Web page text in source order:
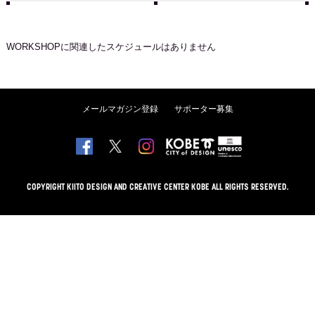
WORKSHOPに関連したスケジュールはありません
メールマガジン登録 サポーター募集
COPYRIGHT KIITO DESIGN AND CREATIVE CENTER KOBE ALL RIGHTS RESERVED.